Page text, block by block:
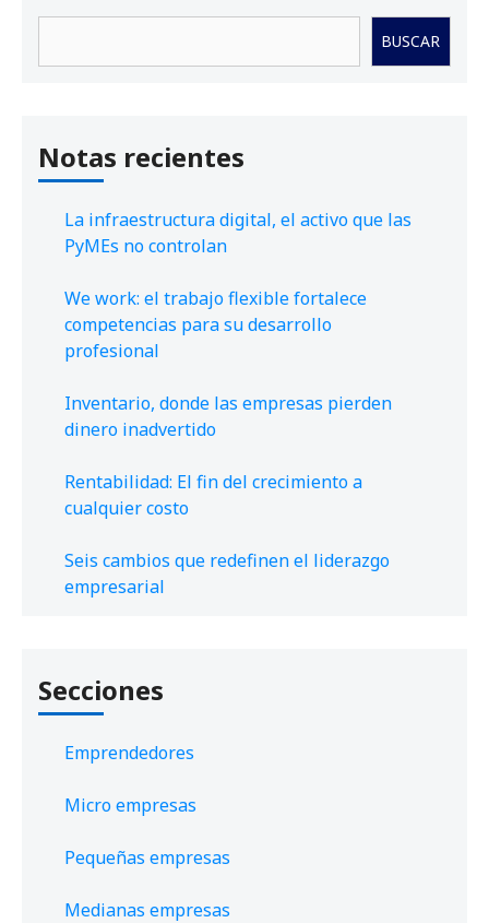
BUSCAR
Notas recientes
La infraestructura digital, el activo que las
PyMEs no controlan
We work: el trabajo flexible fortalece
competencias para su desarrollo
profesional
Inventario, donde las empresas pierden
dinero inadvertido
Rentabilidad: El fin del crecimiento a
cualquier costo
Seis cambios que redefinen el liderazgo
empresarial
Secciones
Emprendedores
Micro empresas
Pequeñas empresas
Medianas empresas